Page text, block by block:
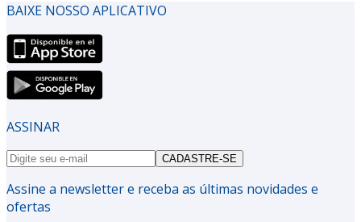
BAIXE NOSSO APLICATIVO
ASSINAR
CADASTRE-SE
Assine a newsletter e receba as últimas novidades e
ofertas